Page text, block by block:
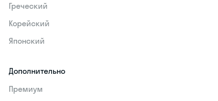
Греческий
Корейский
Японский
Дополнительно
Премиум